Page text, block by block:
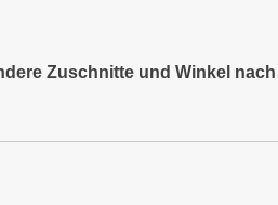
Zuschnitte und Winkel